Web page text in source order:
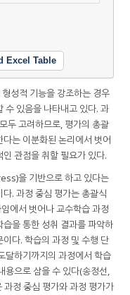
Excel Table
성적 기능을 강조하는 경우
수 있음을 나타내고 있다. 과
두 고려하므로, 평가의 총괄
는 이분화된 논리에서 벗어
관점을 취할 필요가 있다.
을 기반으로 하고 있다는
. 과정 중심 평가는 총괄식
에서 벗어나 교수학습 과정
을 통한 성취 결과를 파악하
다. 학습의 과정 및 수행 단
달하기까지의 과정에서 학습
용으로 삼을 수 있다(송정선,
과정 중심 평가와 과정 평가가